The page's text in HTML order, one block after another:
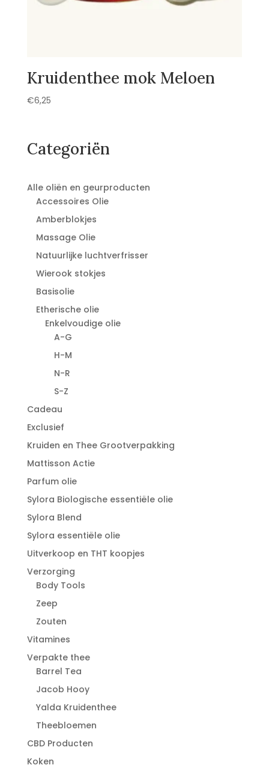
Kruidenthee mok Meloen
€6,25
Categoriën
Alle oliën en geurproducten
Accessoires Olie
Amberblokjes
Massage Olie
Natuurlijke luchtverfrisser
Wierook stokjes
Basisolie
Etherische olie
Enkelvoudige olie
A-G
H-M
N-R
S-Z
Cadeau
Exclusief
Kruiden en Thee Grootverpakking
Mattisson Actie
Parfum olie
Sylora Biologische essentiële olie
Sylora Blend
Sylora essentiële olie
Uitverkoop en THT koopjes
Verzorging
Body Tools
Zeep
Zouten
Vitamines
Verpakte thee
Barrel Tea
Jacob Hooy
Yalda Kruidenthee
Theebloemen
CBD Producten
Koken